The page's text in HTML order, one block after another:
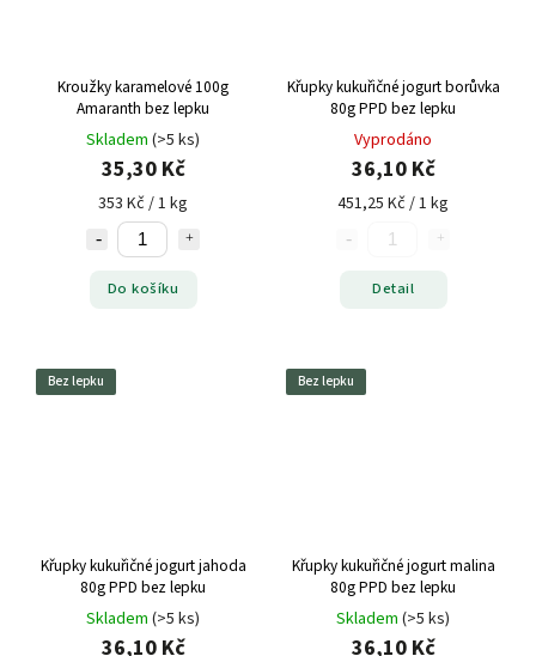
Kroužky karamelové 100g
Amaranth bez lepku
Skladem (>5 ks)
35,30 Kč
353 Kč / 1 kg
Do košíku
Křupky kukuřičné jogurt borůvka
80g PPD bez lepku
Vyprodáno
36,10 Kč
451,25 Kč / 1 kg
Detail
Bez lepku
Křupky kukuřičné jogurt jahoda
80g PPD bez lepku
Skladem (>5 ks)
36,10 Kč
Bez lepku
Křupky kukuřičné jogurt malina
80g PPD bez lepku
Skladem (>5 ks)
36,10 Kč